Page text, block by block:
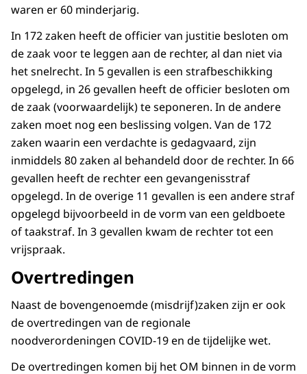
waren er 60 minderjarig.
In 172 zaken heeft de officier van justitie besloten om
de zaak voor te leggen aan de rechter, al dan niet via
het snelrecht. In 5 gevallen is een strafbeschikking
opgelegd, in 26 gevallen heeft de officier besloten om
de zaak (voorwaardelijk) te seponeren. In de andere
zaken moet nog een beslissing volgen. Van de 172
zaken waarin een verdachte is gedagvaard, zijn
inmiddels 80 zaken al behandeld door de rechter. In 66
gevallen heeft de rechter een gevangenisstraf
opgelegd. In de overige 11 gevallen is een andere straf
opgelegd bijvoorbeeld in de vorm van een geldboete
of taakstraf. In 3 gevallen kwam de rechter tot een
vrijspraak.
Overtredingen
Naast de bovengenoemde (misdrijf)zaken zijn er ook
de overtredingen van de regionale
noodverordeningen COVID-19 en de tijdelijke wet.
De overtredingen komen bij het OM binnen in de vorm